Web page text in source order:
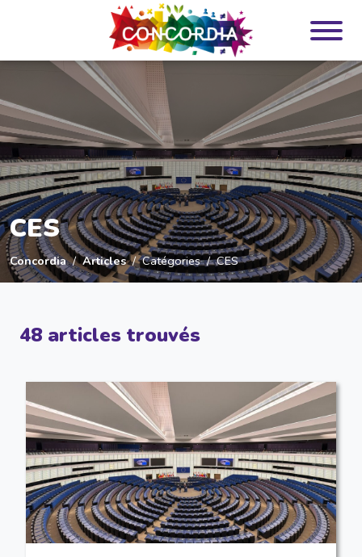
CES
Concordia Articles Catégories CES
48 articles trouvés
Panneau de gestion des cookies